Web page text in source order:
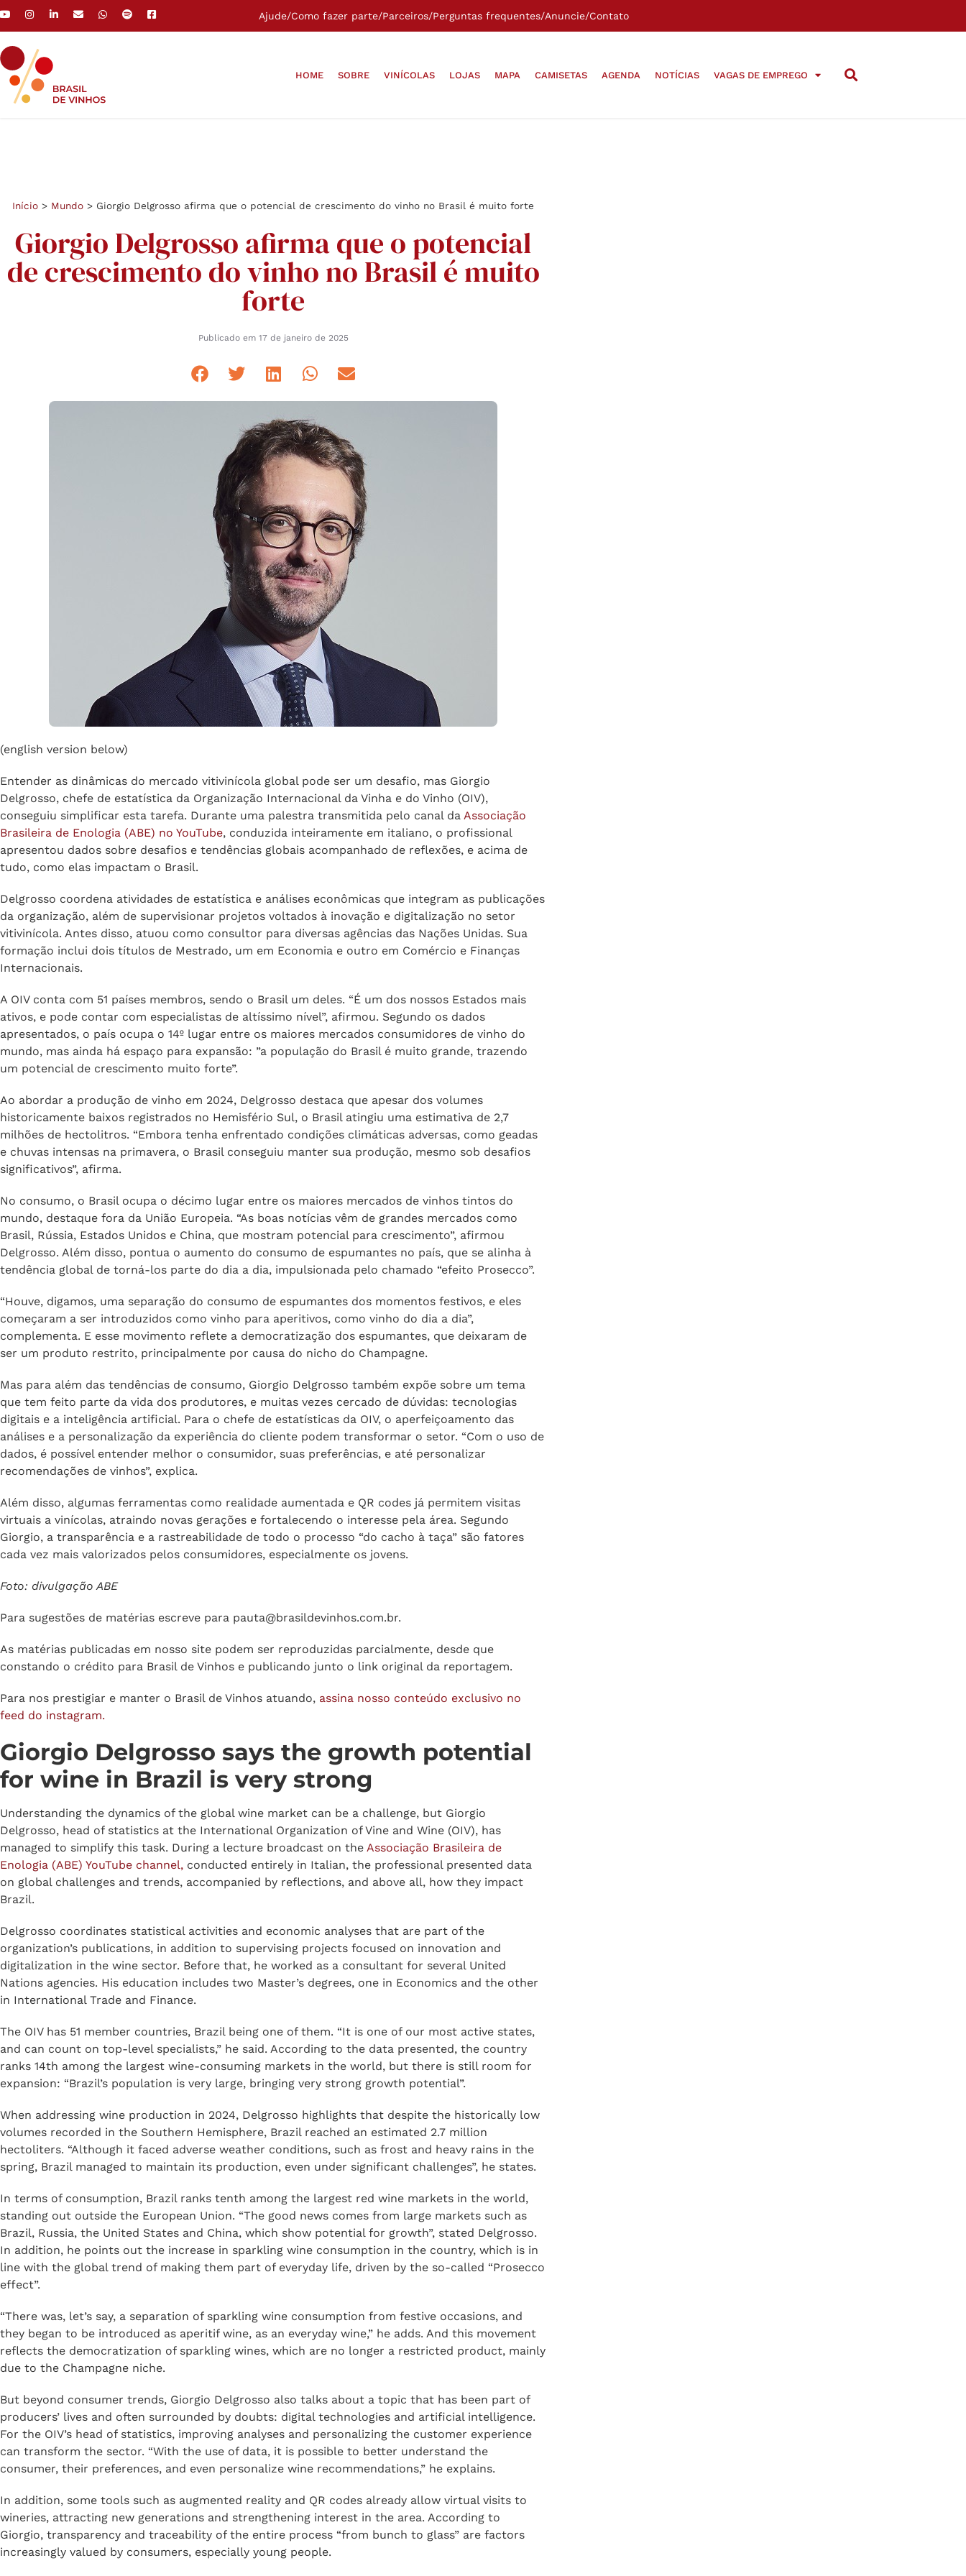
Ajude/Como fazer parte/Parceiros/Perguntas frequentes/Anuncie/Contato
HOME SOBRE VINÍCOLAS LOJAS MAPA CAMISETAS AGENDA NOTÍCIAS VAGAS DE EMPREGO
Início > Mundo>Giorgio Delgrosso afirma que o potencial de crescimento do vinho no Brasil é muito forte
Giorgio Delgrosso afirma que o potencial
de crescimento do vinho no Brasil é muito
forte
(english version below)
Entender as dinâmicas do mercado vitivinícola global pode ser um desafio, mas Giorgio
Delgrosso, chefe de estatística da Organização Internacional da Vinha e do Vinho (OIV),
Brasileira de Enologia (ABE) no YouTube, conduzida inteiramente em italiano, o profissional
apresentou dados sobre desafios e tendências globais acompanhado de reflexões, e acima de
tudo, como elas impactam o Brasil.
Delgrosso coordena atividades de estatística e análises econômicas que integram as publicações
vitivinícola. Antes disso, atuou como consultor para diversas agências das Nações Unidas. Sua
formação inclui dois títulos de Mestrado, um em Economia e outro em Comércio e Finanças
Internacionais.
A OIV conta com 51 países membros, sendo o Brasil um deles. “É um dos nossos Estados mais
apresentados, o país ocupa o 14º lugar entre os maiores mercados consumidores de vinho do
mundo, mas ainda há espaço para expansão: ”a população do Brasil é muito grande, trazendo
um potencial de crescimento muito forte”.
Ao abordar a produção de vinho em 2024, Delgrosso destaca que apesar dos volumes
milhões de hectolitros. “Embora tenha enfrentado condições climáticas adversas, como geadas
e chuvas intensas na primavera, o Brasil conseguiu manter sua produção, mesmo sob desafios
significativos”, afirma.
No consumo, o Brasil ocupa o décimo lugar entre os maiores mercados de vinhos tintos do
Brasil, Rússia, Estados Unidos e China, que mostram potencial para crescimento”, afirmou
Delgrosso. Além disso, pontua o aumento do consumo de espumantes no país, que se alinha à
tendência global de torná-los parte do dia a dia, impulsionada pelo chamado “efeito Prosecco”.
começaram a ser introduzidos como vinho para aperitivos, como vinho do dia a dia”,
complementa. E esse movimento reflete a democratização dos espumantes, que deixaram de
ser um produto restrito, principalmente por causa do nicho do Champagne.
Mas para além das tendências de consumo, Giorgio Delgrosso também expõe sobre um tema
que tem feito parte da vida dos produtores, e muitas vezes cercado de dúvidas: tecnologias
análises e a personalização da experiência do cliente podem transformar o setor. “Com o uso de
dados, é possível entender melhor o consumidor, suas preferências, e até personalizar
recomendações de vinhos”, explica.
virtuais a vinícolas, atraindo novas gerações e fortalecendo o interesse pela área. Segundo
cada vez mais valorizados pelos consumidores, especialmente os jovens.
Foto: divulgação ABE
As matérias publicadas em nosso site podem ser reproduzidas parcialmente, desde que
Para nos prestigiar e manter o Brasil de Vinhos atuando,
assina nosso conteúdo exclusivo no
feed do instagram.
Giorgio Delgrosso says the growth potential
for wine in Brazil is very strong
Understanding the dynamics of the global wine market can be a challenge, but Giorgio
Delgrosso, head of statistics at the International Organization of Vine and Wine (OIV), has
Enologia (ABE) YouTube channel,conducted entirely in Italian, the professional presented data
on global challenges and trends, accompanied by reflections, and above all, how they impact
Brazil.
Delgrosso coordinates statistical activities and economic analyses that are part of the
digitalization in the wine sector. Before that, he worked as a consultant for several United
Nations agencies. His education includes two Master’s degrees, one in Economics and the other
in International Trade and Finance.
and can count on top-level specialists,” he said. According to the data presented, the country
ranks 14th among the largest wine-consuming markets in the world, but there is still room for
expansion: “Brazil’s population is very large, bringing very strong growth potential”.
volumes recorded in the Southern Hemisphere, Brazil reached an estimated 2.7 million
hectoliters. “Although it faced adverse weather conditions, such as frost and heavy rains in the
spring, Brazil managed to maintain its production, even under significant challenges”, he states.
In terms of consumption, Brazil ranks tenth among the largest red wine markets in the world,
standing out outside the European Union. “The good news comes from large markets such as
In addition, he points out the increase in sparkling wine consumption in the country, which is in
line with the global trend of making them part of everyday life, driven by the so-called “Prosecco
effect”.
they began to be introduced as aperitif wine, as an everyday wine,” he adds. And this movement
reflects the democratization of sparkling wines, which are no longer a restricted product, mainly
due to the Champagne niche.
But beyond consumer trends, Giorgio Delgrosso also talks about a topic that has been part of
For the OIV’s head of statistics, improving analyses and personalizing the customer experience
can transform the sector. “With the use of data, it is possible to better understand the
consumer, their preferences, and even personalize wine recommendations,” he explains.